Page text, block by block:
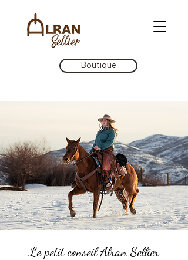
Boutique
Le petit conseil Alran Sellier